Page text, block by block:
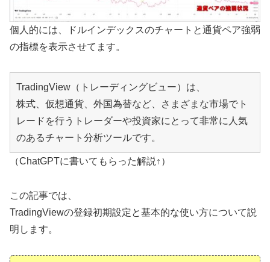
個人的には、ドルインデックスのチャートと通貨ペア強弱
の指標を表示させてます。
TradingView（トレーディングビュー）は、
株式、仮想通貨、外国為替など、さまざまな市場でト
レードを行うトレーダーや投資家にとって非常に人気
のあるチャート分析ツールです。
（ChatGPTに書いてもらった解説↑）
この記事では、
TradingViewの登録初期設定と基本的な使い方について説
明します。